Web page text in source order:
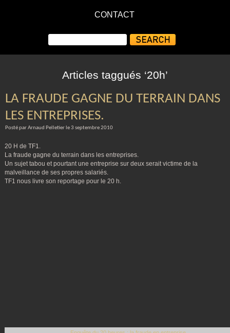
CONTACT
Articles taggués ‘20h’
LA FRAUDE GAGNE DU TERRAIN DANS
LES ENTREPRISES.
Posté par Arnaud Pelletier le 3 septembre 2010
20 H de TF1.
La fraude gagne du terrain dans les entreprises.
Un sujet tabou et pourtant une entreprise sur deux serait victime de la
malveillance de ses propres salariés.
TF1 nous livre son reportage pour le 20 h.